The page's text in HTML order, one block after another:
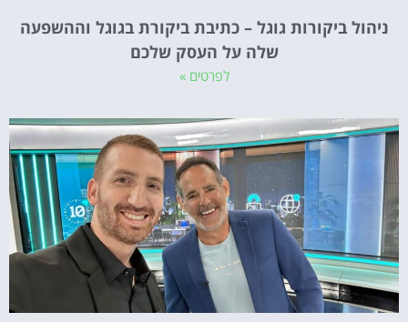
ניהול ביקורות גוגל – כתיבת ביקורת בגוגל וההשפעה
שלה על העסק שלכם
לפרטים »